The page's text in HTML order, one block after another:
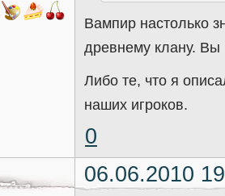
Вампир настолько
древнему клану.
Либо те, что я
наших игроков.
0
06.06.2010